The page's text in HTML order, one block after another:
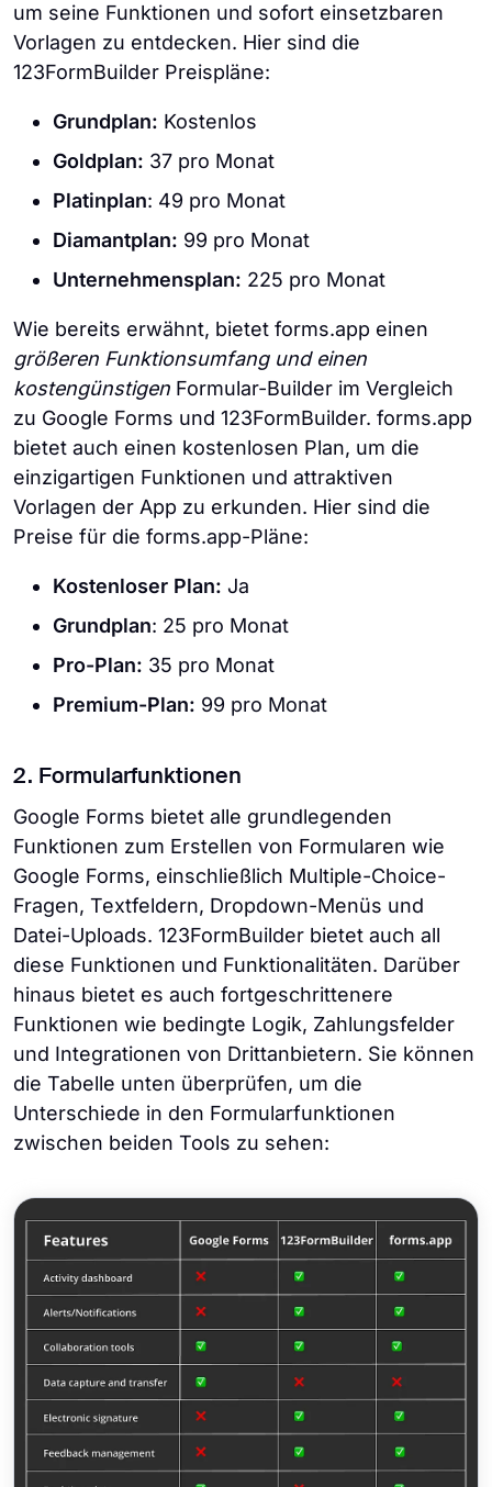
um seine Funktionen und sofort einsetzbaren
Vorlagen zu entdecken. Hier sind die
123FormBuilder Preispläne:
Grundplan: Kostenlos
Goldplan: 37 pro Monat
Platinplan: 49 pro Monat
Diamantplan: 99 pro Monat
Unternehmensplan: 225 pro Monat
Wie bereits erwähnt, bietet forms.app einen
größeren Funktionsumfang und einen
kostengünstigen Formular-Builder im Vergleich
zu Google Forms und 123FormBuilder. forms.app
bietet auch einen kostenlosen Plan, um die
einzigartigen Funktionen und attraktiven
Vorlagen der App zu erkunden. Hier sind die
Preise für die forms.app-Pläne:
Kostenloser Plan: Ja
Grundplan: 25 pro Monat
Pro-Plan: 35 pro Monat
Premium-Plan: 99 pro Monat
2. Formularfunktionen
Google Forms bietet alle grundlegenden
Funktionen zum Erstellen von Formularen wie
Google Forms, einschließlich Multiple-Choice-
Fragen, Textfeldern, Dropdown-Menüs und
Datei-Uploads. 123FormBuilder bietet auch all
diese Funktionen und Funktionalitäten. Darüber
hinaus bietet es auch fortgeschrittenere
Funktionen wie bedingte Logik, Zahlungsfelder
und Integrationen von Drittanbietern. Sie können
die Tabelle unten überprüfen, um die
Unterschiede in den Formularfunktionen
zwischen beiden Tools zu sehen: